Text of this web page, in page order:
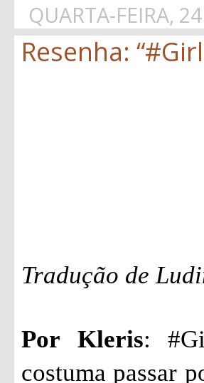
QUARTA-FEIRA,
Resenha:
Tradução de
Por Kleris:
costuma passar